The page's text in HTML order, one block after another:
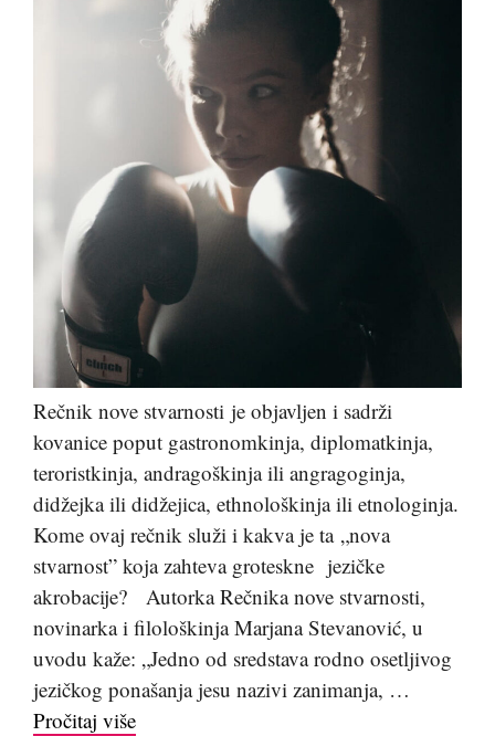
Rečnik nove stvarnosti je objavljen i sadrži
kovanice poput gastronomkinja, diplomatkinja,
teroristkinja, andragoškinja ili angragoginja,
didžejka ili didžejica, ethnološkinja ili etnologinja.
Kome ovaj rečnik služi i kakva je ta „nova
stvarnost” koja zahteva groteskne jezičke
akrobacije? Autorka Rečnika nove stvarnosti,
novinarka i filološkinja Marjana Stevanović, u
uvodu kaže: „Jedno od sredstava rodno osetljivog
jezičkog ponašanja jesu nazivi zanimanja, …
Pročitaj više